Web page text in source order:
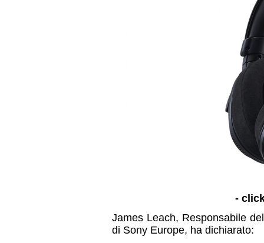
-
James Leach, Responsabile
di Sony Europe, ha dichiarato: